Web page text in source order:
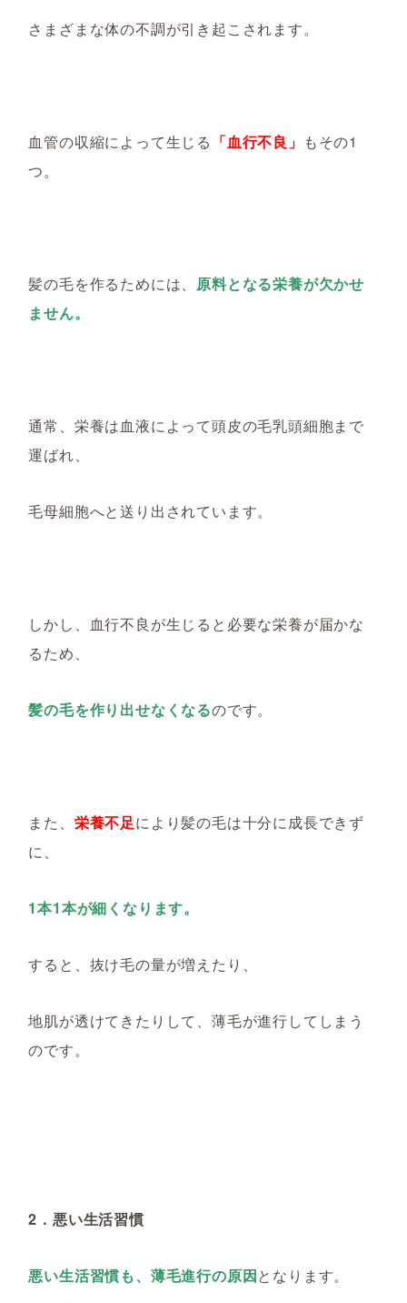
さまざまな体の不調が引き起こされます。
血管の収縮によって生じる 「血行不良」 もその1
つ。
髪の毛を作るためには、 原料となる栄養が欠かせ
ません。
通常、栄養は血液によって頭皮の毛乳頭細胞まで
運ばれ、
毛母細胞へと送り出されています。
しかし、血行不良が生じると必要な栄養が届かな
るため、
髪の毛を作り出せなくなるのです。
また、 栄養不足により髪の毛は十分に成長できず
に、
1本1本が細くなります。
すると、抜け毛の量が増えたり、
地肌が透けてきたりして、薄毛が進行してしまう
のです。
2．悪い生活習慣
悪い生活習慣も、薄毛進行の原因となります。